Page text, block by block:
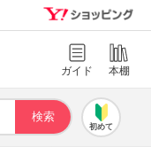
ガイド 本棚
初めて